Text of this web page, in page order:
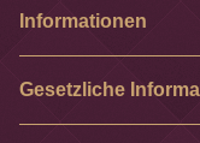
Informationen
Gesetzliche